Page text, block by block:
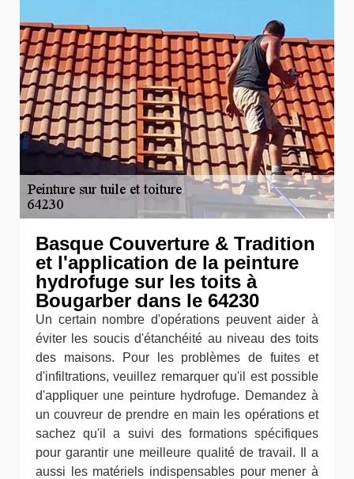
Basque Couverture & Tradition
et l'application de la peinture
hydrofuge sur les toits à
Bougarber dans le 64230
Un certain nombre d'opérations peuvent aider à
éviter les soucis d'étanchéité au niveau des toits
des maisons. Pour les problèmes de fuites et
d'infiltrations, veuillez remarquer qu'il est possible
d'appliquer une peinture hydrofuge. Demandez à
un couvreur de prendre en main les opérations et
sachez qu'il a suivi des formations spécifiques
pour garantir une meilleure qualité de travail. Il a
aussi les matériels indispensables pour mener à